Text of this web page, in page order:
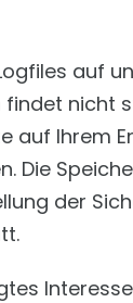
auf
nicht
Ihrem
Die
der